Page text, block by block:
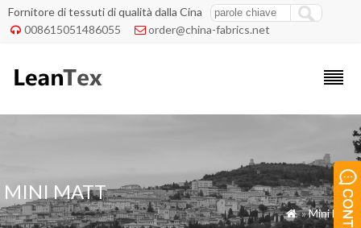
Fornitore di tessuti di qualità dalla Cina
 008615051486055  order@china-fabrics.net
MINI MATT
 »Mini Matt